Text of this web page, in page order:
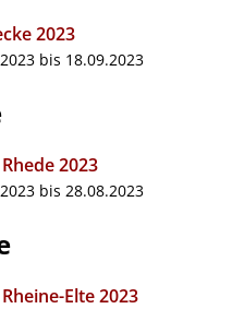
2023
bis 18.09.2023
2023
bis 28.08.2023
Elte 2023